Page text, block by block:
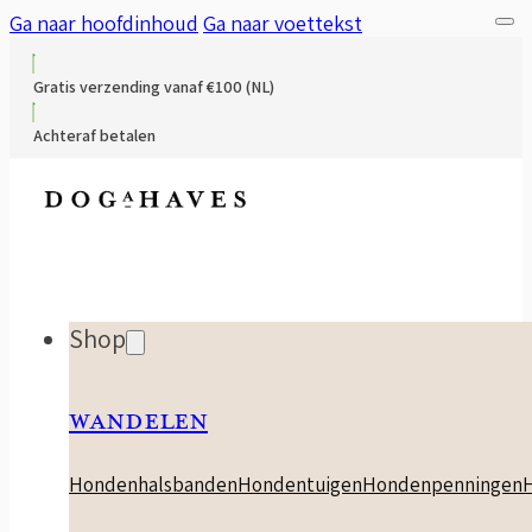
Ga naar hoofdinhoud Ga naar voettekst
Gratis verzending vanaf €100 (NL)
Achteraf betalen
Shop
WANDELEN
HondenhalsbandenHondentuigenHondenpenningen